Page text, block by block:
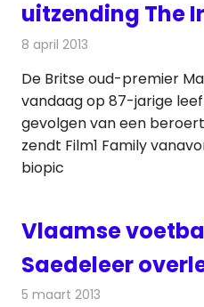
uitzending The
8 april 2013
De Britse oud-premier
vandaag op 87-jarige
gevolgen van een
zendt Film1 Family
biopic
Vlaamse
Saedeleer
5 maart 2013